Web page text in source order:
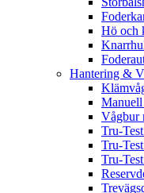
Hö och
Hantering &
Vågbur
Tru-
Tru-
Tru-